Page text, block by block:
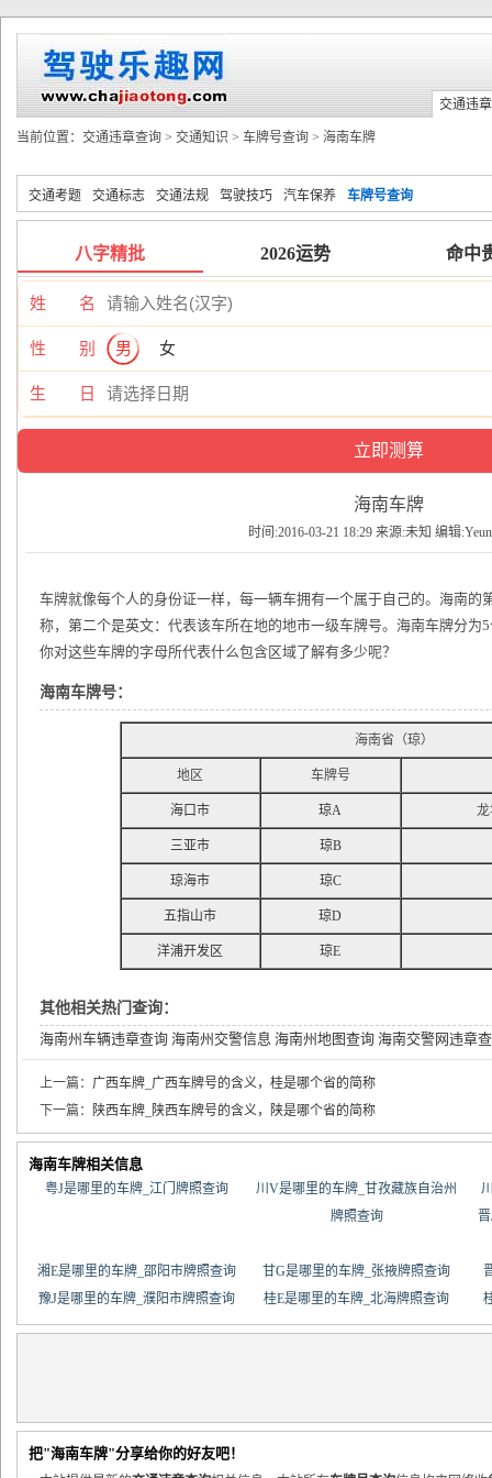
交通违
当前位置： 交通违章查询 > 交通知识 > 车牌号查询 > 海南车牌
交通考题 交通标志 交通法规 驾驶技巧 汽车保养 车牌号查询
八字精批 2026运势 命中
姓 名
性 别 男 女
生 日
海南车牌
时间:2016-03-21 18:29 来源:未知 编辑
车牌就像每个人的身份证一样，每一辆车拥有一个属于自己的。海南的
称，第二个是英文：代表该车所在地的地市一级车牌号。海南车牌分为
你对这些车牌的字母所代表什么包含区域了解有多少呢？
海南车牌号：
海南省（琼）
地区 车牌号
海口市 琼A 龙
三亚市 琼B
琼海市 琼C
五指山市 琼D
洋浦开发区 琼E
其他相关热门查询：
海南州车辆违章查询 海南州交警信息 海南州地图查询 海南交警网违章
上一篇： 广西车牌_广西车牌号的含义，桂是哪个省的简称
下一篇：
陕西车牌_陕西车牌号的含义，陕是哪个省的简称
海南车牌相关信息
粤J是哪里的车牌_江门牌照查询
川V是哪里的车牌_甘孜藏族自治州
牌照查询
湘E是哪里的车牌_邵阳市牌照查询 甘G是哪里的车牌_张掖牌照查询
豫J是哪里的车牌_濮阳市牌照查询
桂E是哪里的车牌_北海牌照查询
把"海南车牌"分享给你的好友吧！